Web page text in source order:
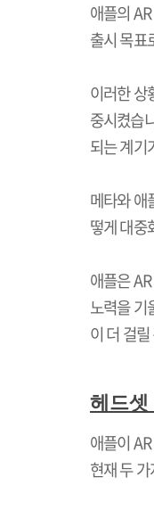
애플의AR
출시 목표
이러한 상
중시켰습
되는 계기
메타와 애
떻게 대중
애플은AR
노력을 기
이 더 걸릴
헤드셋
애플이AR
현재 두